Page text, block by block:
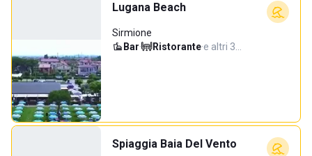
Lugana Beach
Sirmione
Bar· Ristorante·e altri 3…
Spiaggia Baia Del Vento